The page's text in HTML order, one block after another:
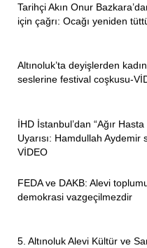
Tarihçi Akın Onur
için çağrı: Ocağı yeniden
Altınoluk’ta deyişlerden
seslerine festival coşkusu-
İHD İstanbul’dan “Ağır
Uyarısı: Hamdullah Aydemir
VİDEO
FEDA ve DAKB: Alevi
demokrasi vazgeçilmezdir
5. Altınoluk Alevi Kültür ve